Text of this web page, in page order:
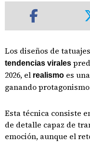
Los diseños de tatuajes
tendencias virales
2026, el realismo es
ganando
Esta técnica consiste
de detalle capaz de
emoción, aunque el